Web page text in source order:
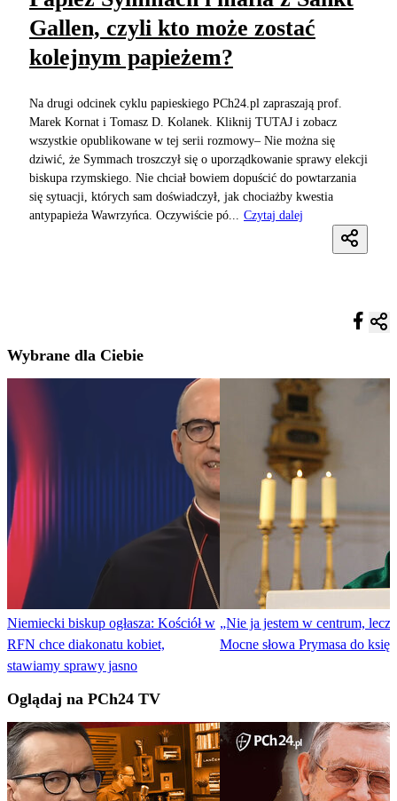
Gallen, czyli kto może zostać
kolejnym papieżem?
Na drugi odcinek cyklu papieskiego PCh24.pl zapraszają prof.
Marek Kornat i Tomasz D. Kolanek. Kliknij TUTAJ i zobacz
wszystkie opublikowane w tej serii rozmowy– Nie można się
dziwić, że Symmach troszczył się o uporządkowanie sprawy elekcji
biskupa rzymskiego. Nie chciał bowiem dopuścić do powtarzania
się sytuacji, których sam doświadczył, jak chociażby kwestia
antypapieża Wawrzyńca. Oczywiście pó... Czytaj dalej
Wybrane dla Ciebie
Niemiecki biskup ogłasza: Kościół w
RFN chce diakonatu kobiet,
stawiamy sprawy jasno
„Nie ja jestem w centrum, lecz
Mocne słowa Prymasa do
Oglądaj na PCh24 TV